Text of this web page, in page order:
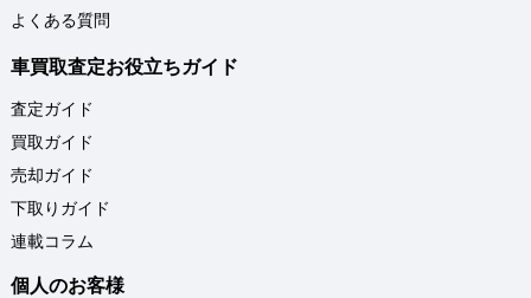
よくある質問
車買取査定お役立ちガイド
査定ガイド
買取ガイド
売却ガイド
下取りガイド
連載コラム
個人のお客様